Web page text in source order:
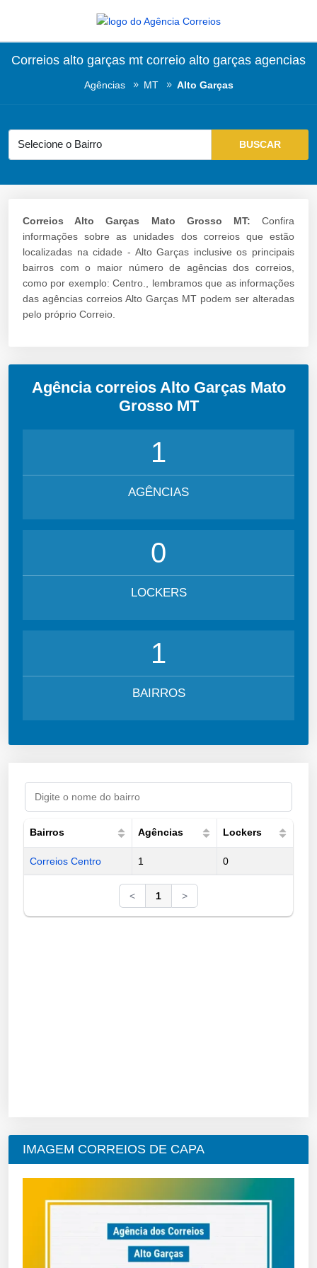
Correios alto garças mt correio alto garças agencias
Agências MT Alto Garças
Correios Alto Garças Mato Grosso MT: Confira
informações sobre as unidades dos correios que estão
localizadas na cidade - Alto Garças inclusive os principais
bairros com o maior número de agências dos correios,
como por exemplo: Centro., lembramos que as informações
das agências correios Alto Garças MT podem ser alteradas
pelo próprio Correio.
Agência correios Alto Garças Mato
Grosso MT
1
AGÊNCIAS
0
LOCKERS
1
BAIRROS
Bairros Agências Lockers
Correios Centro 1 0
< 1 >
IMAGEM CORREIOS DE CAPA